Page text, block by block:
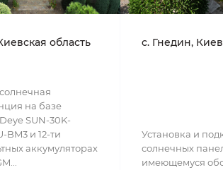
область
на базе
SUN-30K-
BM3 и 12-ти
аккумуляторах
c. Гнедин,
Установка и
солнечных
имеющемуся